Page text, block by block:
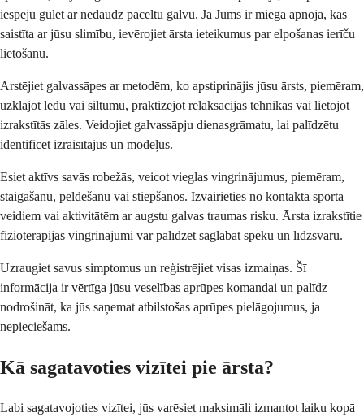
iespēju gulēt ar nedaudz paceltu galvu. Ja Jums ir miega apnoja, kas
saistīta ar jūsu slimību, ievērojiet ārsta ieteikumus par elpošanas ierīču
lietošanu.
Ārstējiet galvassāpes ar metodēm, ko apstiprinājis jūsu ārsts, piemēram,
uzklājot ledu vai siltumu, praktizējot relaksācijas tehnikas vai lietojot
izrakstītās zāles. Veidojiet galvassāpju dienasgrāmatu, lai palīdzētu
identificēt izraisītājus un modeļus.
Esiet aktīvs savās robežās, veicot vieglas vingrinājumus, piemēram,
staigāšanu, peldēšanu vai stiepšanos. Izvairieties no kontakta sporta
veidiem vai aktivitātēm ar augstu galvas traumas risku. Ārsta izrakstītie
fizioterapijas vingrinājumi var palīdzēt saglabāt spēku un līdzsvaru.
Uzraugiet savus simptomus un reģistrējiet visas izmaiņas. Šī
informācija ir vērtīga jūsu veselības aprūpes komandai un palīdz
nodrošināt, ka jūs saņemat atbilstošas aprūpes pielāgojumus, ja
nepieciešams.
Kā sagatavoties vizītei pie ārsta?
Labi sagatavojoties vizītei, jūs varēsiet maksimāli izmantot laiku kopā